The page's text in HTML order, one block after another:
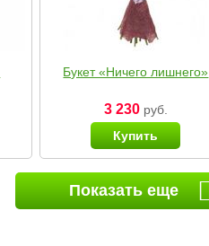
Букет «Ничего лишнего»
3 230руб.
Купить
Показать еще